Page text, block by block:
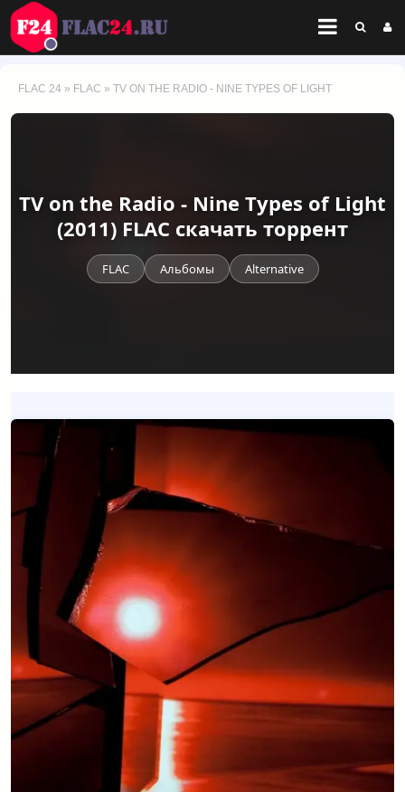
FLAC 24 » FLAC » TV ON THE RADIO - NINE TYPES OF LIGHT
TV on the Radio - Nine Types of Light
(2011) FLAC скачать торрент
FLAC Альбомы Alternative